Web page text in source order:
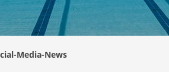
Media-News